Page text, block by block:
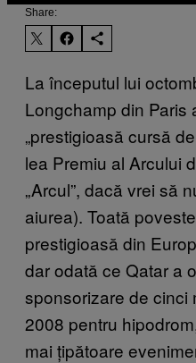
Share:
​La începutul lui
Longchamp din Paris
„prestigioasă cursă
lea Premiu al Arcului
„Arcul”, dacă vrei să
aiurea). Toată
prestigioasă din
dar odată ce Qatar a
sponsorizare de cinci
2008 pentru
mai țipătoare